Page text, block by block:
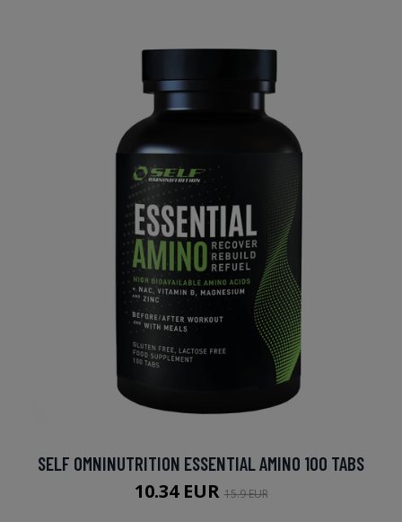
SELF OMNINUTRITION ESSENTIAL AMINO 100 TABS
10.34 EUR15.9 EUR